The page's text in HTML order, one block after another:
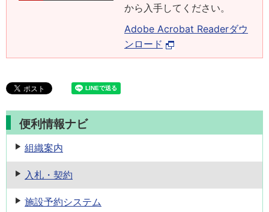
から入手してください。
Adobe Acrobat Readerダウ
ンロード
便利情報ナビ
組織案内
入札・契約
施設予約システム